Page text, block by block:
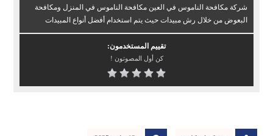
شركة مكافحة الناموس في العين مكافحة الناموس في المنزل ومكافحة
البعوض من خلال رش مبيدات حيث يتم استخدام أفضل أنواع المبيدات
تقييم المستخدمون:
كن أول المصوتون !